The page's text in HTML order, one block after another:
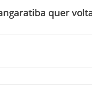
quer